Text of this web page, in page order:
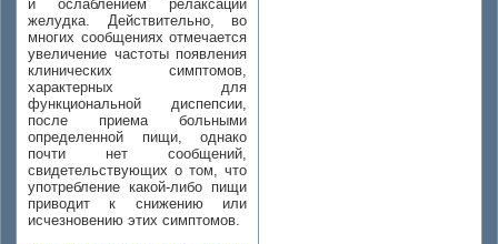
и ослаблением релаксации
желудка. Действительно, во
многих сообщениях отмечается
увеличение частоты появления
клинических симптомов,
характерных для
функциональной диспепсии,
после приема больными
определенной пищи, однако
почти нет сообщений,
свидетельствующих о том, что
употребление какой-либо пищи
приводит к снижению или
исчезновению этих симптомов.